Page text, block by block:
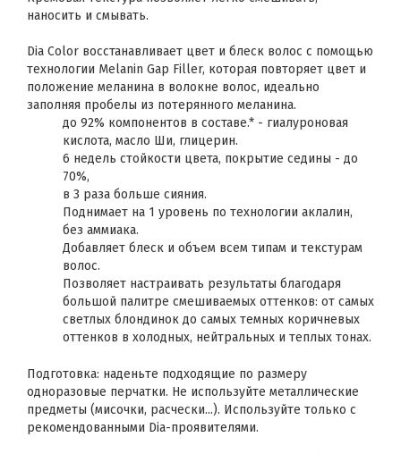
наносить и смывать.
Dia Color восстанавливает цвет и блеск волос с помощью
технологии Melanin Gap Filler, которая повторяет цвет и
положение меланина в волокне волос, идеально
заполняя пробелы из потерянного меланина.
до 92% компонентов в составе.* - гиалуроновая
кислота, масло Ши, глицерин.
6 недель стойкости цвета, покрытие седины - до
70%,
в 3 раза больше сияния.
Поднимает на 1 уровень по технологии аклалин,
без аммиака.
Добавляет блеск и объем всем типам и текстурам
волос.
Позволяет настраивать результаты благодаря
большой палитре смешиваемых оттенков: от самых
светлых блондинок до самых темных коричневых
оттенков в холодных, нейтральных и теплых тонах.
Подготовка: наденьте подходящие по размеру
одноразовые перчатки. Не используйте металлические
предметы (мисочки, расчески...). Используйте только с
рекомендованными Dia-проявителями.